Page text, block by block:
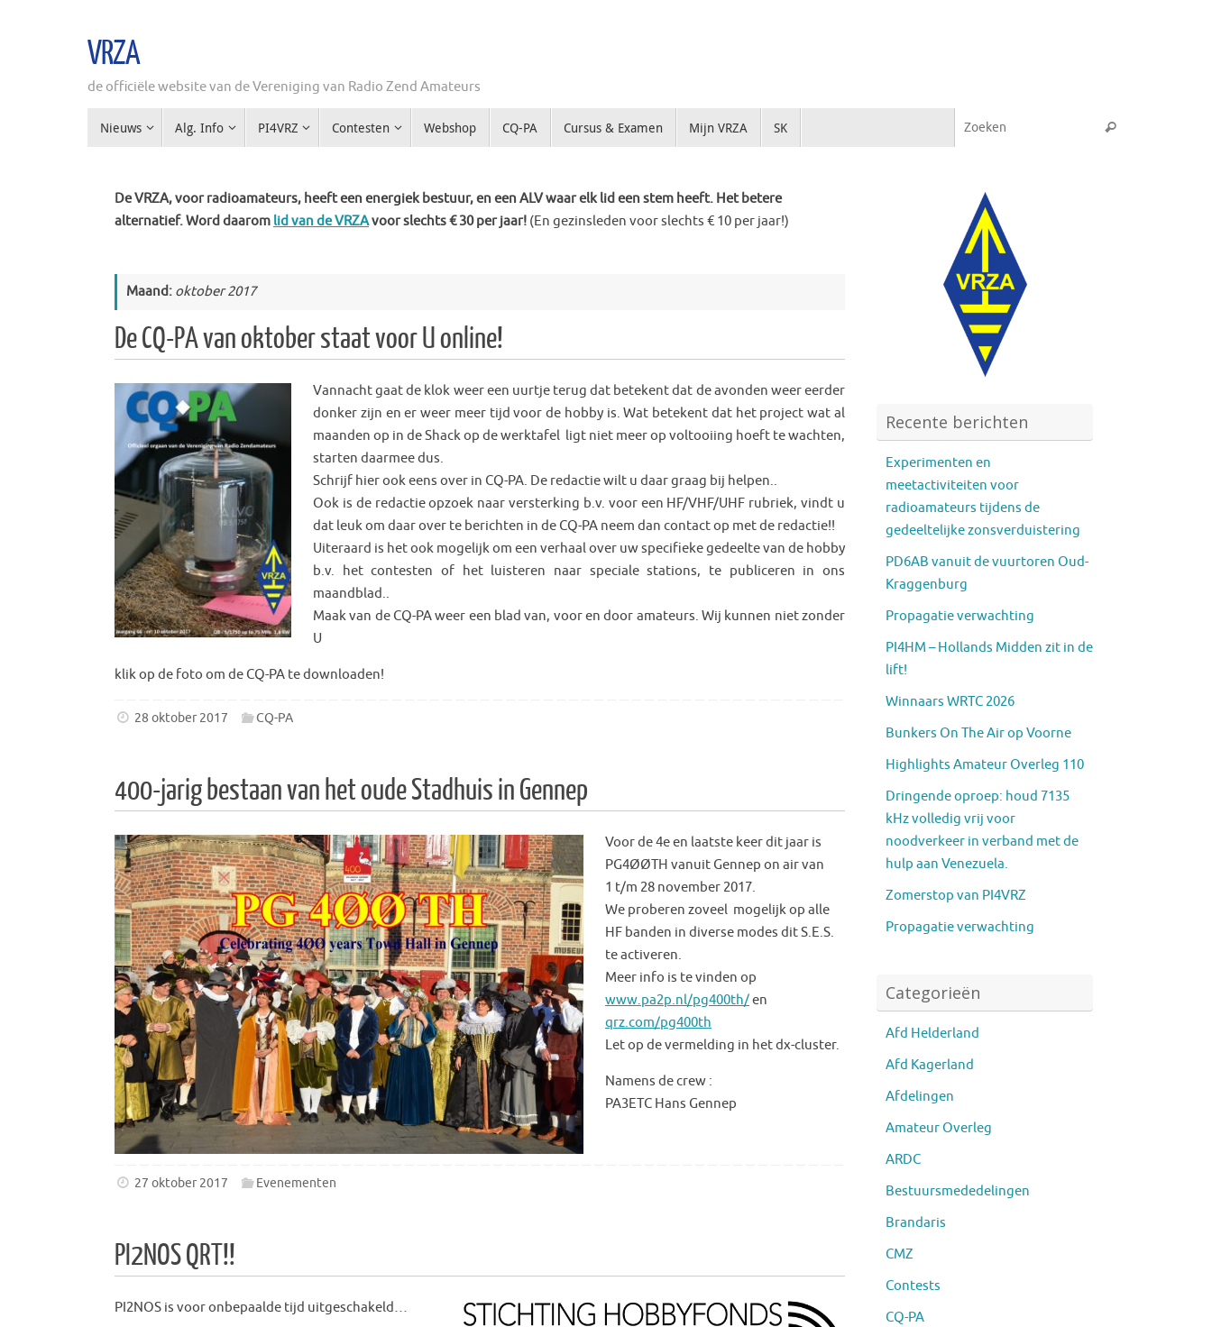
VRZA
de officiële website van de Vereniging van Radio Zend Amateurs
naarNieuws Alg. Info PI4VRZ Contesten Webshop CQ-PA Cursus & Examen Mijn VRZA SK Zoeken
De VRZA, voor radioamateurs, heeft een energiek bestuur, en een ALV waar elk lid een stem heeft. Het betere
alternatief. Word daarom lid van de VRZAvoor slechts € 30 per jaar! (En gezinsleden voor slechts € 10 per jaar!)
Maand: oktober 2017
De CQ-PA van oktober staat voor U online!
Vannachtgaat de klok weer een uurtje terug dat betekent dat de avonden weer eerder
donker zijn en er weer meer tijd voor de hobby is. Wat betekent dat het project wat al
maanden op in de Shack op de werktafel ligt niet meer op voltooiing hoeft te wachten,
starten daarmee dus.
Schrijf hier ook eens over in CQ-PA. De redactie wilt u daar graag bij helpen..
Ook is de redactie opzoek naar versterking b.v. voor een HF/VHF/UHF rubriek, vindt u
dat leuk om daar over te berichten in de CQ-PA neem dan contact op met de redactie!!
Uiteraard is het ook mogelijk om een verhaal over uw specifieke gedeelte van de hobby
b.v. het contesten of het luisteren naar speciale stations, te publiceren in ons
maandblad..
Maak van de CQ-PA weer een blad van, voor en door amateurs. Wij kunnen niet zonder
U
klik op de foto om de CQ-PA te downloaden!
28 oktober 2017 CQ-PA
400-jarig bestaan van het oude Stadhuis in Gennep
Voor de 4e en laatste keer dit jaar is
PG4ØØTH vanuit Gennep on air van
1 t/m 28 november 2017.
We proberen zoveel mogelijk op alle
HF banden in diverse modes dit S.E.S.
te activeren.
Meer info is te vinden op
www.pa2p.nl/pg400th/en
qrz.com/pg400th
Let op de vermelding in het dx-cluster.
Namens de crew :
PA3ETC Hans Gennep
27 oktober 2017 Evenementen
PI2NOS QRT!!
PI2NOS is voor onbepaalde tijd uitgeschakeld…
Recente berichten
Experimenten en
meetactiviteiten voor
radioamateurs tijdens de
gedeeltelijke zonsverduistering
PD6AB vanuit de vuurtoren Oud-
Kraggenburg
Propagatie verwachting
PI4HM – Hollands Midden zit in de
lift!
Winnaars WRTC 2026
Bunkers On The Air op Voorne
Highlights Amateur Overleg 110
Dringende oproep: houd 7135
kHz volledig vrij voor
noodverkeer in verband met de
hulp aan Venezuela.
Zomerstop van PI4VRZ
Propagatie verwachting
Categorieën
Afd Helderland
Afd Kagerland
Afdelingen
Amateur Overleg
ARDC
Bestuursmededelingen
Brandaris
CMZ
Contests
CQ-PA